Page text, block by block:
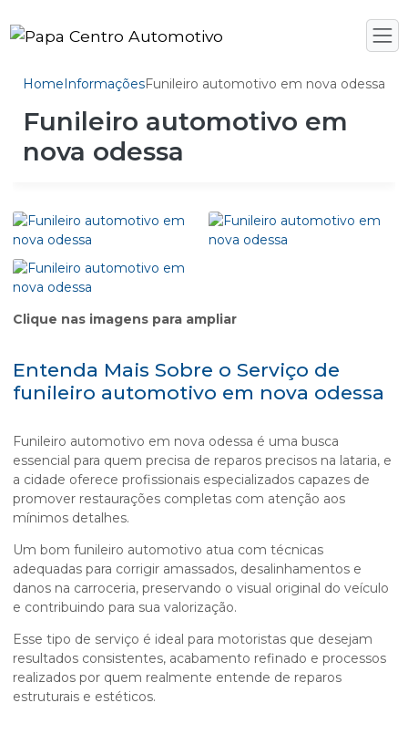
HomeInformaçõesFunileiro automotivo em nova odessa
Funileiro automotivo em
nova odessa
Clique nas imagens para ampliar
Entenda Mais Sobre o Serviço de
funileiro automotivo em nova odessa
Funileiro automotivo em nova odessa é uma busca
essencial para quem precisa de reparos precisos na lataria, e
a cidade oferece profissionais especializados capazes de
promover restaurações completas com atenção aos
mínimos detalhes.
Um bom funileiro automotivo atua com técnicas
adequadas para corrigir amassados, desalinhamentos e
danos na carroceria, preservando o visual original do veículo
e contribuindo para sua valorização.
Esse tipo de serviço é ideal para motoristas que desejam
resultados consistentes, acabamento refinado e processos
realizados por quem realmente entende de reparos
estruturais e estéticos.